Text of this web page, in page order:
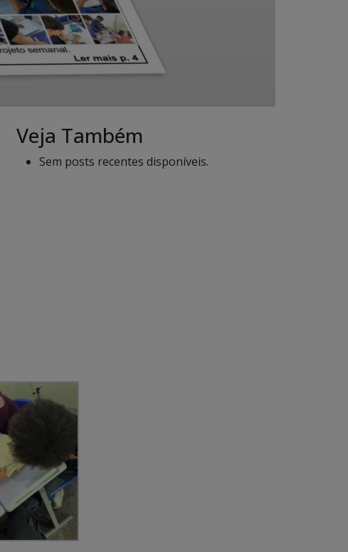
Veja Também
Sem posts recentes disponíveis.